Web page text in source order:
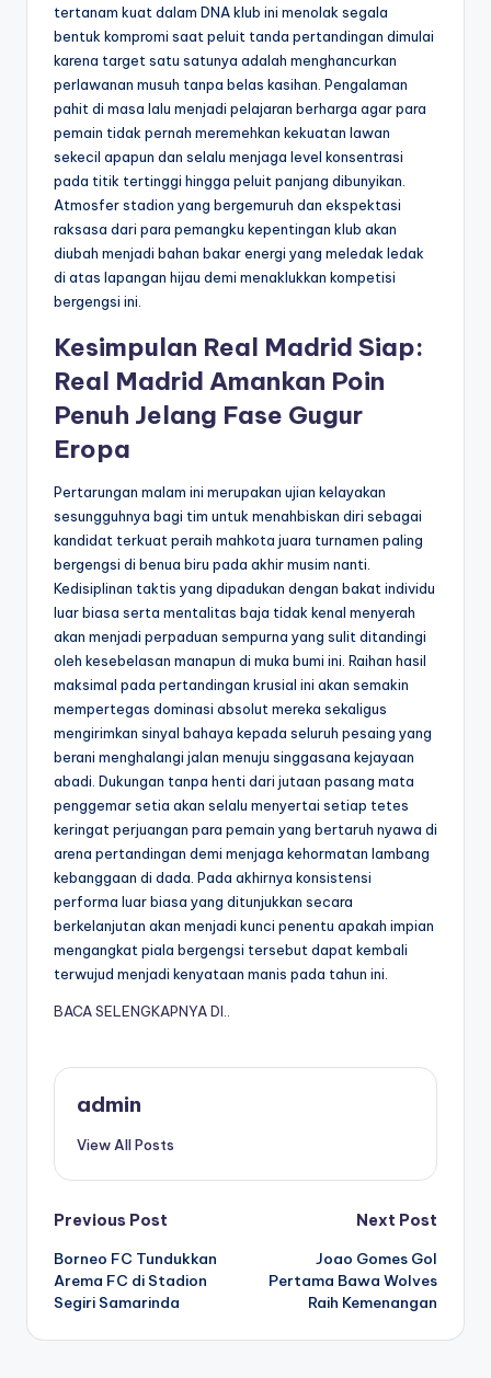
tertanam kuat dalam DNA klub ini menolak segala
bentuk kompromi saat peluit tanda pertandingan dimulai
karena target satu satunya adalah menghancurkan
perlawanan musuh tanpa belas kasihan. Pengalaman
pahit di masa lalu menjadi pelajaran berharga agar para
pemain tidak pernah meremehkan kekuatan lawan
sekecil apapun dan selalu menjaga level konsentrasi
pada titik tertinggi hingga peluit panjang dibunyikan.
Atmosfer stadion yang bergemuruh dan ekspektasi
raksasa dari para pemangku kepentingan klub akan
diubah menjadi bahan bakar energi yang meledak ledak
di atas lapangan hijau demi menaklukkan kompetisi
bergengsi ini.
Kesimpulan Real Madrid Siap:
Real Madrid Amankan Poin
Penuh Jelang Fase Gugur
Eropa
Pertarungan malam ini merupakan ujian kelayakan
sesungguhnya bagi tim untuk menahbiskan diri sebagai
kandidat terkuat peraih mahkota juara turnamen paling
bergengsi di benua biru pada akhir musim nanti.
Kedisiplinan taktis yang dipadukan dengan bakat individu
luar biasa serta mentalitas baja tidak kenal menyerah
akan menjadi perpaduan sempurna yang sulit ditandingi
oleh kesebelasan manapun di muka bumi ini. Raihan hasil
maksimal pada pertandingan krusial ini akan semakin
mempertegas dominasi absolut mereka sekaligus
mengirimkan sinyal bahaya kepada seluruh pesaing yang
berani menghalangi jalan menuju singgasana kejayaan
abadi. Dukungan tanpa henti dari jutaan pasang mata
penggemar setia akan selalu menyertai setiap tetes
keringat perjuangan para pemain yang bertaruh nyawa di
arena pertandingan demi menjaga kehormatan lambang
kebanggaan di dada. Pada akhirnya konsistensi
performa luar biasa yang ditunjukkan secara
berkelanjutan akan menjadi kunci penentu apakah impian
mengangkat piala bergengsi tersebut dapat kembali
terwujud menjadi kenyataan manis pada tahun ini.
BACA SELENGKAPNYA DI..
admin
View All Posts
Post
navigation
Previous Post
Borneo FC Tundukkan
Arema FC di Stadion
Segiri Samarinda
Next Post
Joao Gomes Gol
Pertama Bawa Wolves
Raih Kemenangan